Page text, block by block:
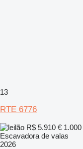
13
RTE 6776
R$ 5.910 € 1.000
Escavadora de valas
2026